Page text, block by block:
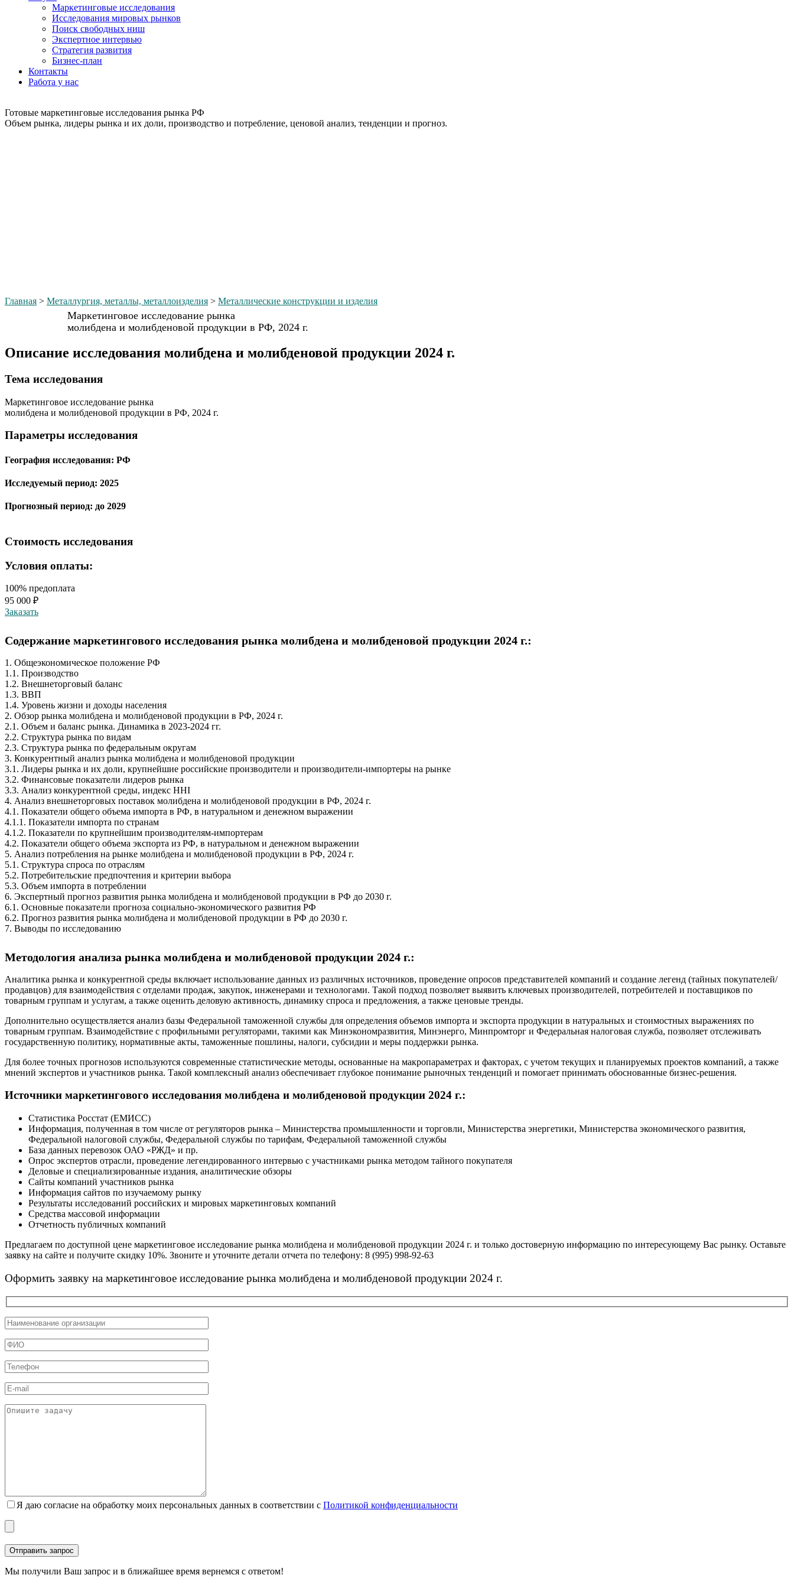
Маркетинговые исследования
Исследования мировых рынков
Поиск свободных ниш
Экспертное интервью
Стратегия развития
Бизнес-план
Контакты
Работа у нас
Готовые маркетинговые исследования рынка РФ
Объем рынка, лидеры рынка и их доли, производство и потребление, ценовой анализ, тенденции и прогноз.
Главная > Металлургия, металлы, металлоизделия > Металлические конструкции и изделия
Маркетинговое исследование рынка
молибдена и молибденовой продукции в РФ, 2024 г.
Описание исследования молибдена и молибденовой продукции 2024 г.
Тема иcследования
Маркетинговое исследование рынка
молибдена и молибденовой продукции в РФ, 2024 г.
Параметры исследования
География исследования: РФ
Исследуемый период: 2025
Прогнозный период: до 2029
Стоимость исследования
Условия оплаты:
100% предоплата
95 000 ₽
Заказать
Содержание маркетингового исследования рынка молибдена и молибденовой продукции 2024 г.:
1. Общеэкономическое положение РФ
1.1. Производство
1.2. Внешнеторговый баланс
1.3. ВВП
1.4. Уровень жизни и доходы населения
2. Обзор рынка молибдена и молибденовой продукции в РФ, 2024 г.
2.1. Объем и баланс рынка. Динамика в 2023-2024 гг.
2.2. Структура рынка по видам
2.3. Структура рынка по федеральным округам
3. Конкурентный анализ рынка молибдена и молибденовой продукции
3.1. Лидеры рынка и их доли, крупнейшие российские производители и производители-импортеры на рынке
3.2. Финансовые показатели лидеров рынка
3.3. Анализ конкурентной среды, индекс HHI
4. Анализ внешнеторговых поставок молибдена и молибденовой продукции в РФ, 2024 г.
4.1. Показатели общего объема импорта в РФ, в натуральном и денежном выражении
4.1.1. Показатели импорта по странам
4.1.2. Показатели по крупнейшим производителям-импортерам
4.2. Показатели общего объема экспорта из РФ, в натуральном и денежном выражении
5. Анализ потребления на рынке молибдена и молибденовой продукции в РФ, 2024 г.
5.1. Структура спроса по отраслям
5.2. Потребительские предпочтения и критерии выбора
5.3. Объем импорта в потреблении
6. Экспертный прогноз развития рынка молибдена и молибденовой продукции в РФ до 2030 г.
6.1. Основные показатели прогноза социально-экономического развития РФ
6.2. Прогноз развития рынка молибдена и молибденовой продукции в РФ до 2030 г.
7. Выводы по исследованию
Методология анализа рынка молибдена и молибденовой продукции 2024 г.:
Аналитика рынка и конкурентной среды включает использование данных из различных источников, проведение опросов представителей компаний и создание легенд (тайных покупателей/
продавцов) для взаимодействия с отделами продаж, закупок, инженерами и технологами. Такой подход позволяет выявить ключевых производителей, потребителей и поставщиков по
товарным группам и услугам, а также оценить деловую активность, динамику спроса и предложения, а также ценовые тренды.
Дополнительно осуществляется анализ базы Федеральной таможенной службы для определения объемов импорта и экспорта продукции в натуральных и стоимостных выражениях по
товарным группам. Взаимодействие с профильными регуляторами, такими как Минэкономразвития, Минэнерго, Минпромторг и Федеральная налоговая служба, позволяет отслеживать
государственную политику, нормативные акты, таможенные пошлины, налоги, субсидии и меры поддержки рынка.
Для более точных прогнозов используются современные статистические методы, основанные на макропараметрах и факторах, с учетом текущих и планируемых проектов компаний, а также
мнений экспертов и участников рынка. Такой комплексный анализ обеспечивает глубокое понимание рыночных тенденций и помогает принимать обоснованные бизнес-решения.
Источники маркетингового исследования молибдена и молибденовой продукции 2024 г.:
Статистика Росстат (ЕМИСС)
Информация, полученная в том числе от регуляторов рынка – Министерства промышленности и торговли, Министерства энергетики, Министерства экономического развития,
Федеральной налоговой службы, Федеральной службы по тарифам, Федеральной таможенной службы
База данных перевозок ОАО «РЖД» и пр.
Опрос экспертов отрасли, проведение легендированного интервью с участниками рынка методом тайного покупателя
Деловые и специализированные издания, аналитические обзоры
Сайты компаний участников рынка
Информация сайтов по изучаемому рынку
Результаты исследований российских и мировых маркетинговых компаний
Средства массовой информации
Отчетность публичных компаний
Предлагаем по доступной цене маркетинговое исследование рынка молибдена и молибденовой продукции 2024 г. и только достоверную информацию по интересующему Вас рынку. Оставьте
заявку на сайте и получите скидку 10%. Звоните и уточните детали отчета по телефону: 8 (995) 998-92-63
Оформить заявку на маркетинговое исследование рынка молибдена и молибденовой продукции 2024 г.
Я даю согласие на обработку моих персональных данных в соответствии с Политикой конфиденциальности
Мы получили Ваш запрос и в ближайшее время вернемся с ответом!